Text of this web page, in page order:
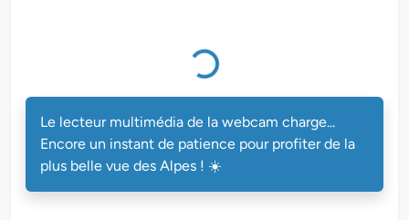
Le lecteur multimédia de la webcam charge...
Encore un instant de patience pour profiter de la
plus belle vue des Alpes ! ☀️